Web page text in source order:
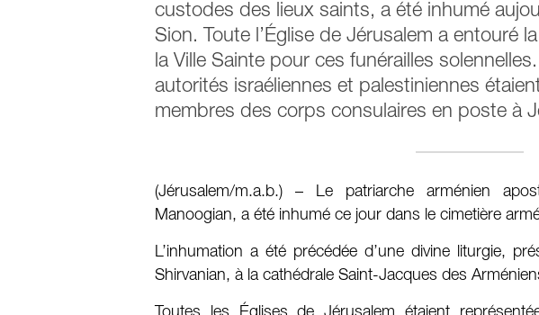
custodes des lieux saints, a été inhumé
Sion. Toute l’Église de Jérusalem a entouré
la Ville Sainte pour ces funérailles
autorités israéliennes et palestiniennes
membres des corps consulaires en poste à
(Jérusalem/m.a.b.) – Le patriarche arménien
Manoogian, a été inhumé ce jour dans le cimetière
L’inhumation a été précédée d’une divine liturgie,
Shirvanian, à la cathédrale Saint-Jacques des